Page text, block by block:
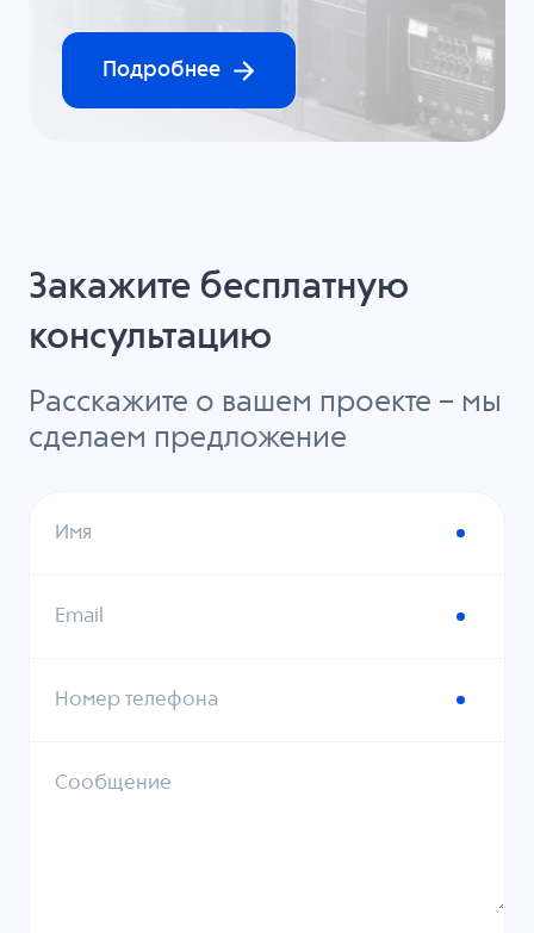
Подробнее
Закажите бесплатную
консультацию
Расскажите о вашем проекте – мы
сделаем предложение
Имя
Email
Номер телефона
Сообщение